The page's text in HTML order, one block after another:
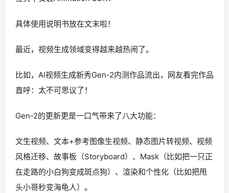
具体使用说明书放在文末啦！
最近，视频生成领域变得越来越热闹了。
比如，AI视频生成新秀Gen-2内测作品流出，网友看完作品
直呼：太不可思议了！
Gen-2的更新更是一口气带来了八大功能：
文生视频、文本+参考图像生视频、静态图片转视频、视频
风格迁移、故事板（Storyboard）、Mask（比如把一只正
在走路的小白狗变成斑点狗）、渲染和个性化（比如把甩
头小哥秒变海龟人）。